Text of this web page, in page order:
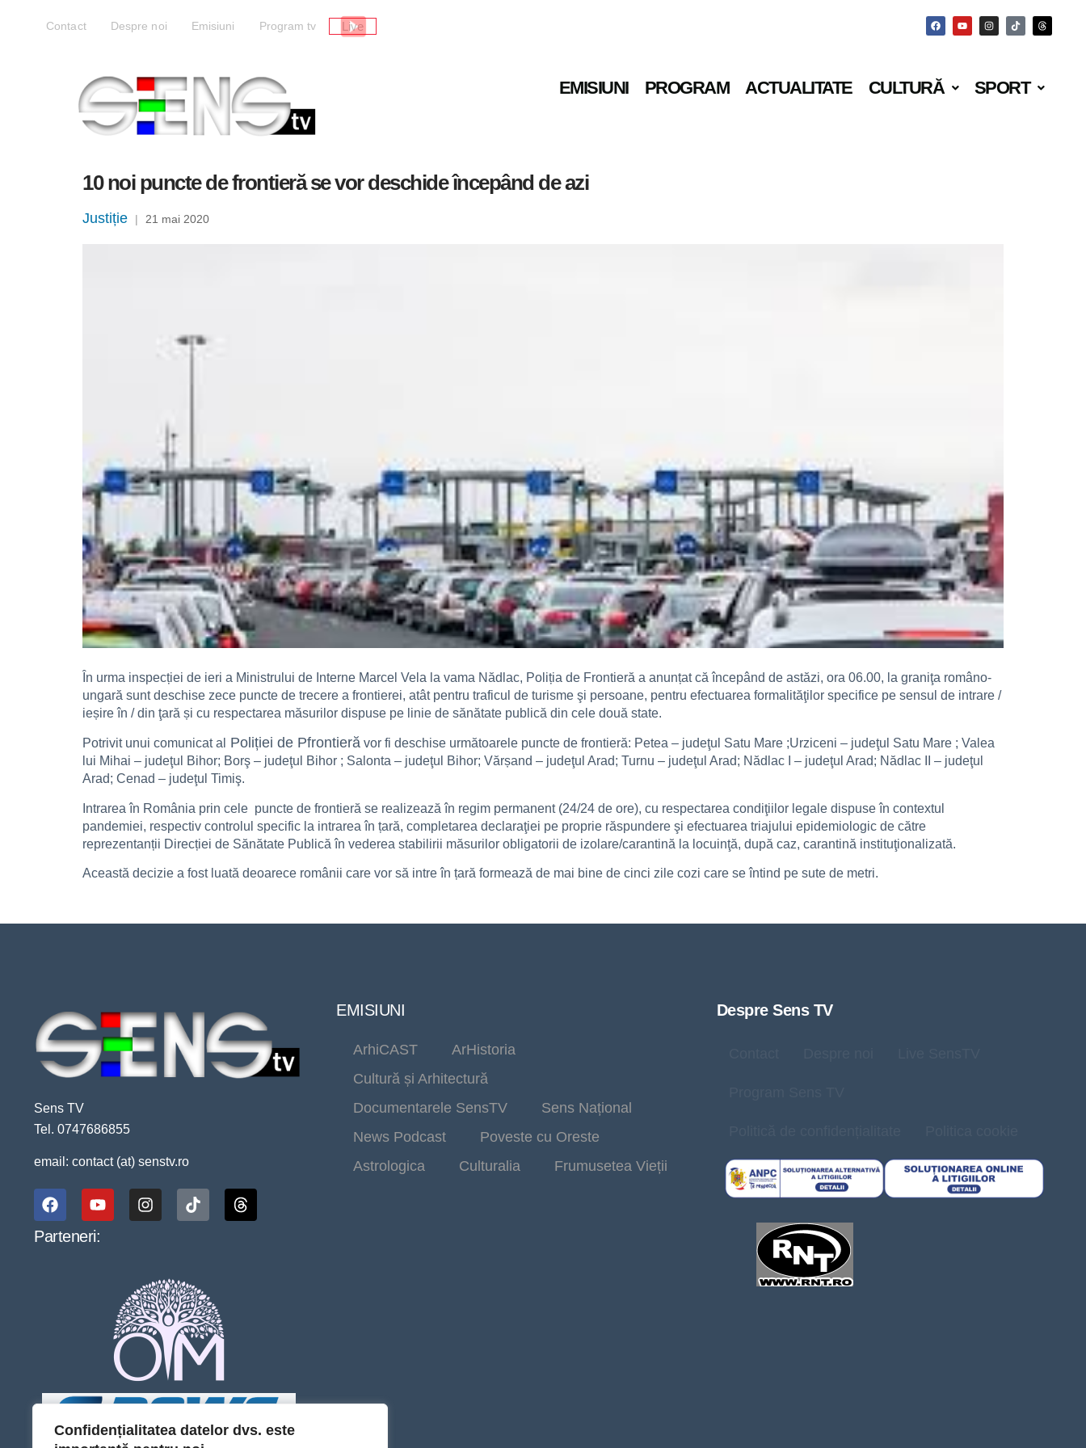
Confidențialitatea datelor dvs. este
Contact Despre noi Emisiuni Program tv Live
EMISIUNI PROGRAM ACTUALITATE CULTURĂ SPORT
10 noi puncte de frontieră se vor deschide începând de azi
Justiție | 21 mai 2020
În urma inspecției de ieri a Ministrului de Interne Marcel Vela la vama Nădlac, Poliția de Frontieră a anunțat că începând de astăzi, ora 06.00, la graniţa româno-
ungară sunt deschise zece puncte de trecere a frontierei, atât pentru traficul de turisme şi persoane, pentru efectuarea formalităţilor specifice pe sensul de intrare /
ieșire în / din ţară și cu respectarea măsurilor dispuse pe linie de sănătate publică din cele două state.
Potrivit unui comunicat al Poliției de Pfrontieră vor fi deschise următoarele puncte de frontieră: Petea – judeţul Satu Mare ;Urziceni – judeţul Satu Mare ; Valea
lui Mihai – judeţul Bihor; Borş – judeţul Bihor ; Salonta – judeţul Bihor; Vărșand – judeţul Arad; Turnu – judeţul Arad; Nădlac I – judeţul Arad; Nădlac II – judeţul
Arad; Cenad – judeţul Timiş.
Intrarea în România prin cele puncte de frontieră se realizează în regim permanent (24/24 de ore), cu respectarea condiţiilor legale dispuse în contextul
pandemiei, respectiv controlul specific la intrarea în țară, completarea declaraţiei pe proprie răspundere şi efectuarea triajului epidemiologic de către
reprezentanții Direcției de Sănătate Publică în vederea stabilirii măsurilor obligatorii de izolare/carantină la locuinţă, după caz, carantină instituţionalizată.
Această decizie a fost luată deoarece românii care vor să intre în țară formează de mai bine de cinci zile cozi care se întind pe sute de metri.
Sens TV
Tel. 0747686855
email: contact (at) senstv.ro
Parteneri:
EMISIUNI
ArhiCAST
ArHistoria
Cultură și Arhitectură
Documentarele SensTV
Sens Național
News Podcast
Poveste cu Oreste
Astrologica
Culturalia Frumusetea Vieții
Despre Sens TV